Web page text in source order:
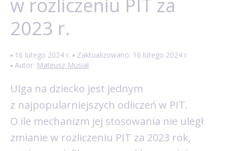
w rozliczeniu PIT za
2023 r.
▪ 16 lutego 2024 r. ▪ Zaktualizowano: 16 lutego 2024 r.
▪ Autor: Mateusz Musiał
Ulga na dziecko jest jednym
z najpopularniejszych odliczeń w PIT.
O ile mechanizm jej stosowania nie uległ
zmianie w rozliczeniu PIT za 2023 rok,